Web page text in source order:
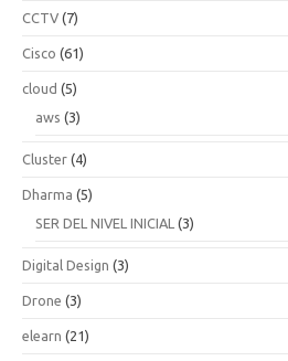
CCTV (7)
Cisco (61)
cloud (5)
aws (3)
Cluster (4)
Dharma (5)
SER DEL NIVEL INICIAL (3)
Digital Design (3)
Drone (3)
elearn (21)